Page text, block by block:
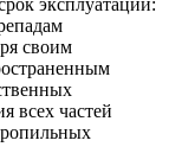
эксплуатации:
своим
всех частей